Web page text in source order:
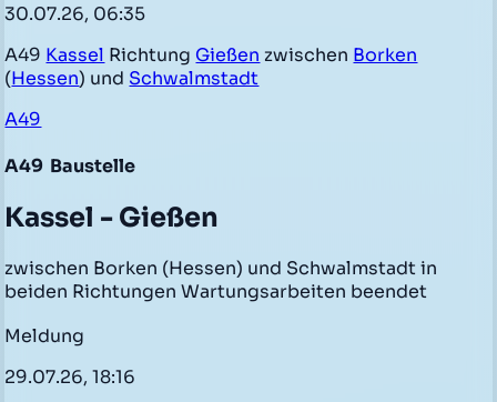
30.07.26, 06:35
A49 Kassel Richtung Gießen zwischen Borken
(Hessen) und Schwalmstadt
A49
A49 Baustelle
Kassel - Gießen
zwischen Borken (Hessen) und Schwalmstadt in
beiden Richtungen Wartungsarbeiten beendet
Meldung
29.07.26, 18:16